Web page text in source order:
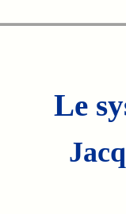
Le